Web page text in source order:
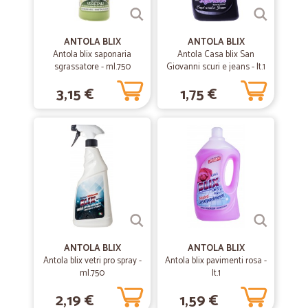
condensa hanno inumidito il resto del contenuto. A parte questo
problema, tutto Ok.
21/12/2019
—Roberta R.
Servizio eccellente
Servizio eccellente, consegna veloce come promesso.
—
Prezzi ottimi il pacco era ben…
Prezzi ottimi il pacco era ben confezionato arrivato in 2 giorni è bello
e coveniente acquistare da Cicalia consiglio
—Giampiero M.
ottimi... sito, scelte, ed esecuzione ordine.
ANTOLA BLIX
Antola blix saponaria
sgrassatore - ml.750
3,15 €
ANTOLA BLIX
Antola Casa blix San
Giovanni scuri e jeans - lt.1
1,75 €
ANTOLA BLIX
Antola blix vetri pro spray -
ml.750
2,19 €
ANTOLA BLIX
Antola blix pavimenti rosa -
lt.1
1,59 €